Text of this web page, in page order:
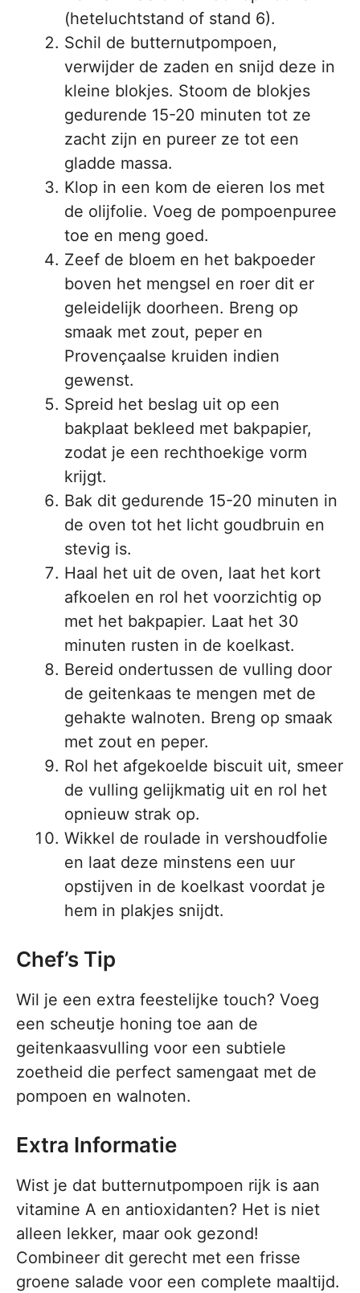
(heteluchtstand of stand 6).
Schil de butternutpompoen,
verwijder de zaden en snijd deze in
kleine blokjes. Stoom de blokjes
gedurende 15-20 minuten tot ze
zacht zijn en pureer ze tot een
gladde massa.
Klop in een kom de eieren los met
de olijfolie. Voeg de pompoenpuree
toe en meng goed.
Zeef de bloem en het bakpoeder
boven het mengsel en roer dit er
geleidelijk doorheen. Breng op
smaak met zout, peper en
Provençaalse kruiden indien
gewenst.
Spreid het beslag uit op een
bakplaat bekleed met bakpapier,
zodat je een rechthoekige vorm
krijgt.
Bak dit gedurende 15-20 minuten in
de oven tot het licht goudbruin en
stevig is.
Haal het uit de oven, laat het kort
afkoelen en rol het voorzichtig op
met het bakpapier. Laat het 30
minuten rusten in de koelkast.
Bereid ondertussen de vulling door
de geitenkaas te mengen met de
gehakte walnoten. Breng op smaak
met zout en peper.
Rol het afgekoelde biscuit uit, smeer
de vulling gelijkmatig uit en rol het
opnieuw strak op.
Wikkel de roulade in vershoudfolie
en laat deze minstens een uur
opstijven in de koelkast voordat je
hem in plakjes snijdt.
Chef’s Tip
Wil je een extra feestelijke touch? Voeg
een scheutje honing toe aan de
geitenkaasvulling voor een subtiele
zoetheid die perfect samengaat met de
pompoen en walnoten.
Extra Informatie
Wist je dat butternutpompoen rijk is aan
vitamine A en antioxidanten? Het is niet
alleen lekker, maar ook gezond!
Combineer dit gerecht met een frisse
groene salade voor een complete maaltijd.